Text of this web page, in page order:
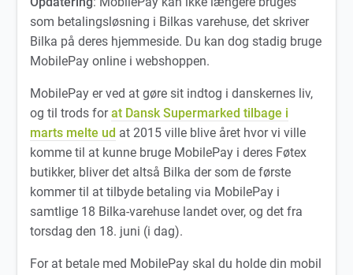
som betalingsløsning i Bilkas varehuse, det skriver
Bilka på deres hjemmeside. Du kan dog stadig bruge
MobilePay online i webshoppen.
MobilePay er ved at gøre sit indtog i danskernes liv,
og til trods forat Dansk Supermarked tilbage i
marts melte ud at 2015 ville blive året hvor vi ville
komme til at kunne bruge MobilePay i deres Føtex
butikker, bliver det altså Bilka der som de første
kommer til at tilbyde betaling via MobilePay i
samtlige 18 Bilka-varehuse landet over, og det fra
torsdag den 18. juni (i dag).
For at betale med MobilePay skal du holde din mobil